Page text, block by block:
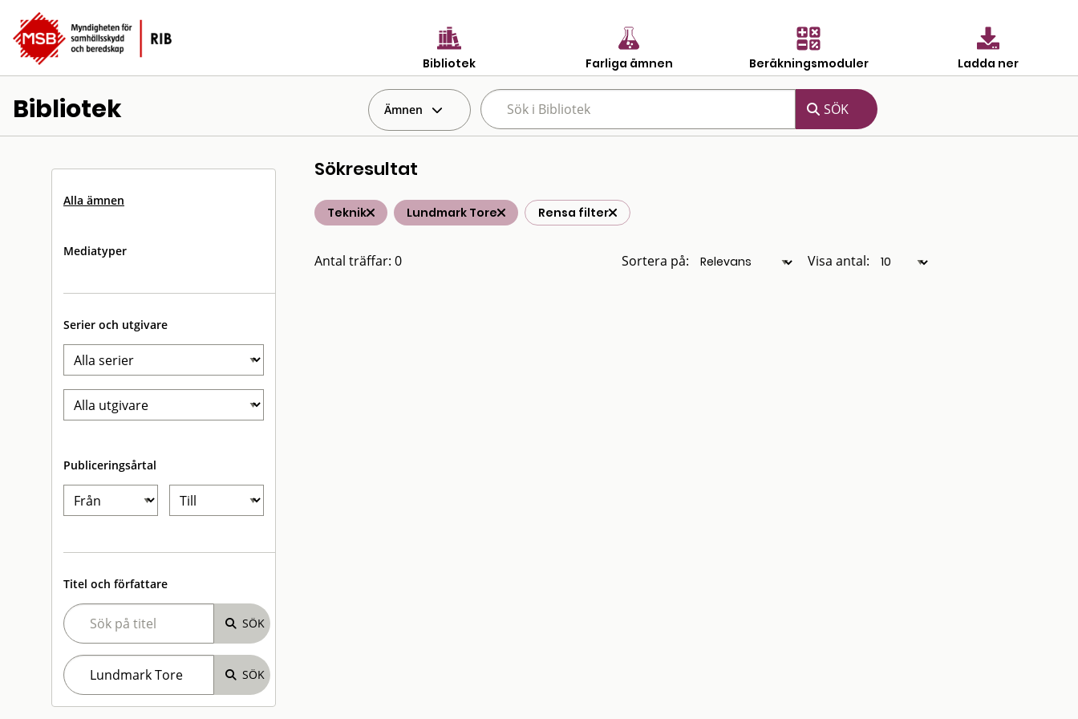
Bibliotek Farliga ämnen Beräkningsmoduler Ladda ner
Bibliotek Ämnen
Alla ämnen
Mediatyper
Serier och utgivare
Publiceringsårtal
Titel och författare
Sökresultat
Teknik Lundmark Tore Rensa filter
Antal träffar: 0 Sortera på: Visa antal: